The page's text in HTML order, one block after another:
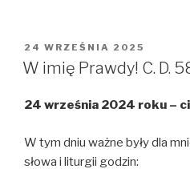
i
t
e
O
n
s
i
n
c
e
b
o
(
e
n
s
i
m
b
l
r
p
s
i
n
n
OPUBLIKOWANE
W
24 WRZEŚNIA 2025
W imię Prawdy! C. D.
24 września 2024 roku –
W tym dniu ważne były dla
słowa i liturgii godzin: